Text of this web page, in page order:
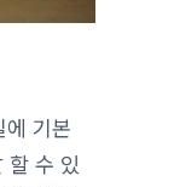
에 기본
할 수 있